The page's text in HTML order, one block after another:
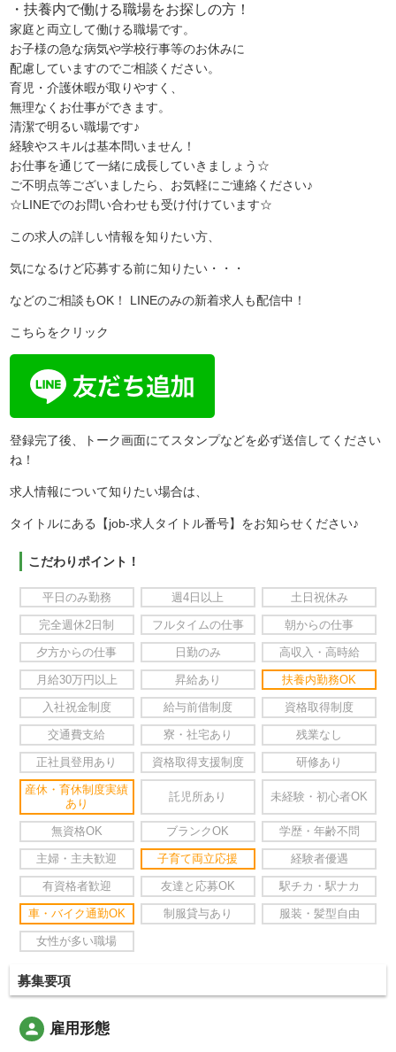
・扶養内で働ける職場をお探しの方！
家庭と両立して働ける職場です。
お子様の急な病気や学校行事等のお休みに
配慮していますのでご相談ください。
育児・介護休暇が取りやすく、
無理なくお仕事ができます。
清潔で明るい職場です♪
経験やスキルは基本問いません！
お仕事を通じて一緒に成長していきましょう☆
ご不明点等ございましたら、お気軽にご連絡ください♪
☆LINEでのお問い合わせも受け付けています☆
この求人の詳しい情報を知りたい方、
気になるけど応募する前に知りたい・・・
などのご相談もOK！ LINEのみの新着求人も配信中！
こちらをクリック
登録完了後、トーク画面にてスタンプなどを必ず送信してください
ね！
求人情報について知りたい場合は、
タイトルにある【job-求人タイトル番号】をお知らせください♪
こだわりポイント！
平日のみ勤務 週4日以上 土日祝休み
完全週休2日制 フルタイムの仕事 朝からの仕事
夕方からの仕事 日勤のみ 高収入・高時給
月給30万円以上 昇給あり 扶養内勤務OK
入社祝金制度 給与前借制度 資格取得制度
交通費支給 寮・社宅あり 残業なし
正社員登用あり 資格取得支援制度 研修あり
産休・育休制度実績
あり
託児所あり 未経験・初心者OK
無資格OK ブランクOK 学歴・年齢不問
主婦・主夫歓迎 子育て両立応援 経験者優遇
有資格者歓迎 友達と応募OK 駅チカ・駅ナカ
車・バイク通勤OK 制服貸与あり 服装・髪型自由
女性が多い職場
募集要項
person 雇用形態